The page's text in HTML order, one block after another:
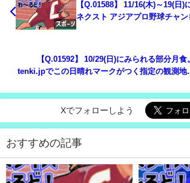
【Q.01588】 11/16(木)～19(日)
ネクスト アジアプロ野球チャ
【Q.01592】 10/29(日)にみられる部分月食
tenki.jpでこの日晴れマークがつく指定の観測地
Xでフォローしよう
おすすめの記事